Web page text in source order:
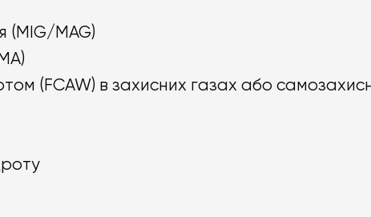
(MIG/MAG)
(FCAW) в захисних газах або